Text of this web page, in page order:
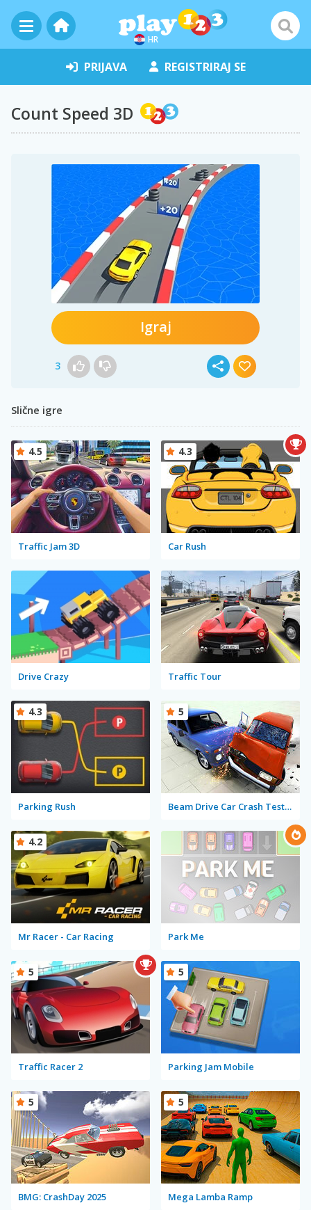
HR
PRIJAVA REGISTRIRAJ SE
Count Speed 3D
Igraj
3
Slične igre
Traffic Jam 3D
4.5
Car Rush
4.3
Drive Crazy Traffic Tour
Parking Rush
4.3
Beam Drive Car Crash Test Simulator
5
Mr Racer - Car Racing
4.2
Park Me
Traffic Racer 2
5
Parking Jam Mobile
5
BMG: CrashDay 2025
5
Mega Lamba Ramp
5